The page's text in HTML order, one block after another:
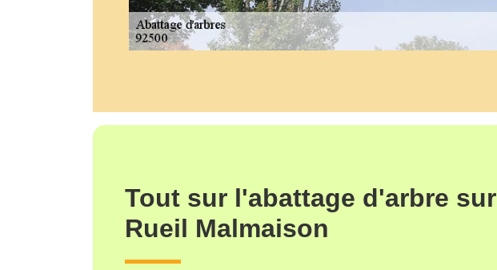
Tout sur l'abattage d'arbre sur
Rueil Malmaison